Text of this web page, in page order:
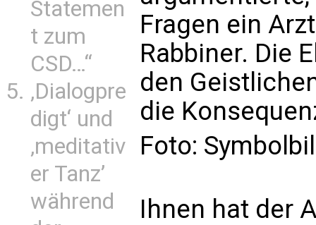
Statemen
t zum
CSD…“
‚Dialogpre
digt‘ und
‚meditativ
er Tanz’
während
Fragen ein
Rabbiner. Die
den
die
Foto:
Ihnen hat der